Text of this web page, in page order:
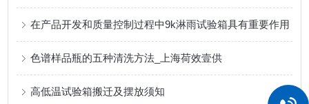
在产品开发和质量控制过程中9k淋雨试验箱具有重要作用
色谱样品瓶的五种清洗方法_上海荷效壹供
高低温试验箱搬迁及摆放须知